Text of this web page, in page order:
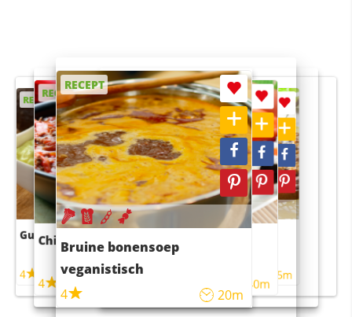
RECEPT
Guacamole
4
RECEPT
Chili con carne
4
RECEPT
Bruine bonensoep
veganistisch
4
20m
RECEPT
Sushi rijstsalade
maaltijdsalade
40m
RECEPT
4 55m